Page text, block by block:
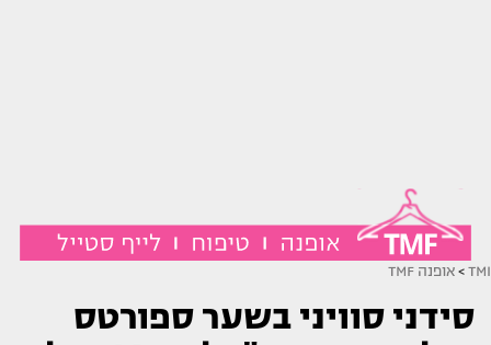
TMI
> אופנה TMF
סידני סוויני בשער ספורטס